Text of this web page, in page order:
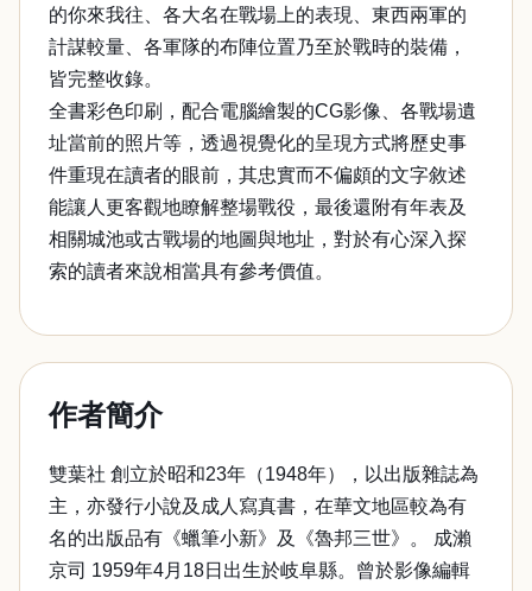
的你來我往、各大名在戰場上的表現、東西兩軍的
計謀較量、各軍隊的布陣位置乃至於戰時的裝備，
皆完整收錄。
全書彩色印刷，配合電腦繪製的CG影像、各戰場遺
址當前的照片等，透過視覺化的呈現方式將歷史事
件重現在讀者的眼前，其忠實而不偏頗的文字敘述
能讓人更客觀地瞭解整場戰役，最後還附有年表及
相關城池或古戰場的地圖與地址，對於有心深入探
索的讀者來說相當具有參考價值。
作者簡介
雙葉社 創立於昭和23年（1948年），以出版雜誌為
主，亦發行小說及成人寫真書，在華文地區較為有
名的出版品有《蠟筆小新》及《魯邦三世》。 成瀨
京司 1959年4月18日出生於岐阜縣。曾於影像編輯